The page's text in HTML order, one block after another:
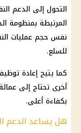
التحول إلى الدعم
المرتبطة بمنظومة
نفس حجم عمليات
للسلع.
كما يتيح إعادة
أخرى تحتاج إلى
بكفاءة أعلى.
هل يساعد الدعم